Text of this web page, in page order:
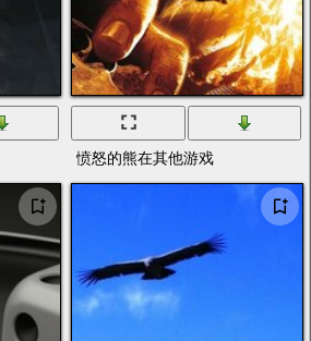
愤怒的熊在其他游戏